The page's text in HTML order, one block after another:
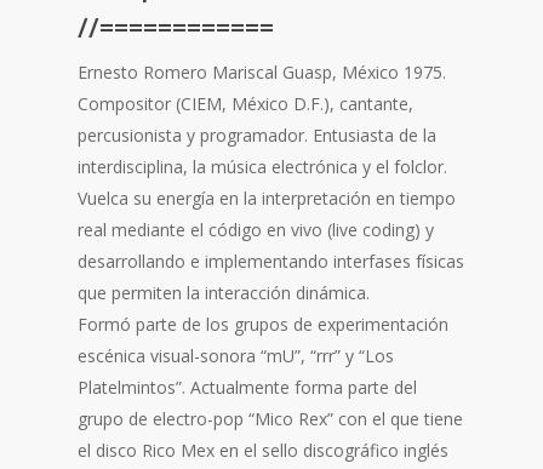
//============
Ernesto Romero Mariscal Guasp, México 1975.
Compositor (CIEM, México D.F.), cantante,
percusionista y programador. Entusiasta de la
interdisciplina, la música electrónica y el folclor.
Vuelca su energía en la interpretación en tiempo
real mediante el código en vivo (live coding) y
desarrollando e implementando interfases físicas
que permiten la interacción dinámica.
Formó parte de los grupos de experimentación
escénica visual-sonora “mU”, “rrr” y “Los
Platelmintos”. Actualmente forma parte del
grupo de electro-pop “Mico Rex” con el que tiene
el disco Rico Mex en el sello discográfico inglés